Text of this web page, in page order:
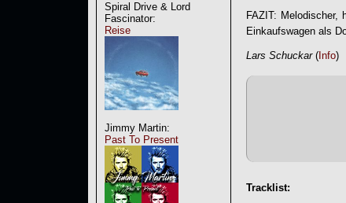
Spiral Drive & Lord
Fascinator:
Reise
Jimmy Martin:
Past To Present
FAZIT: Melodischer,
Einkaufswagen als
Lars Schuckar( Info)
Tracklist: